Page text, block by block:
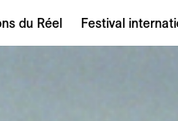
du Réel Festival